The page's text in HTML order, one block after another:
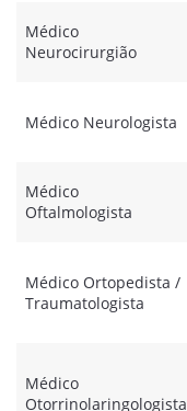
Médico
Neurocirurgião
Médico Neurologista
Médico
Oftalmologista
Médico Ortopedista /
Traumatologista
Médico
Otorrinolaringologista